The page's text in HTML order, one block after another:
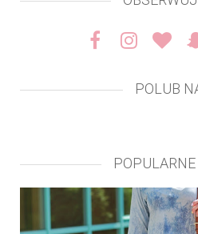
POLUB